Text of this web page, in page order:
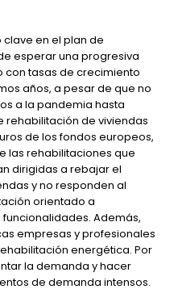
en el plan de
esperar una progresiva
tasas de crecimiento
años, a pesar de que no
a la pandemia hasta
rehabilitación de viviendas
de los fondos europeos,
las rehabilitaciones que
dirigidas a rebajar el
y no responden al
orientado a
Además,
empresas y profesionales
energética. Por
la demanda y hacer
de demanda intensos.